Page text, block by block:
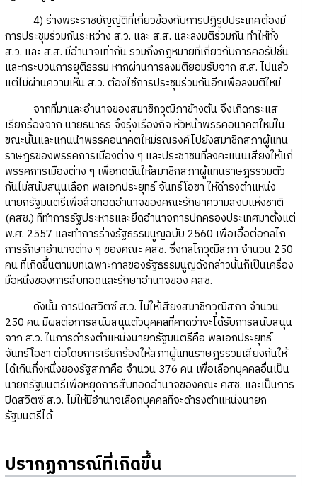
4) ร่างพระราชบัญญัติที่เกี่ยวข้องกับการปฏิรูปประเทศต้องมี
การประชุมร่วมกันระหว่าง ส.ว. และ ส.ส. และลงมติร่วมกัน ทำให้ทั้ง
ส.ว. และ ส.ส. มีอำนาจเท่ากัน รวมถึงกฏหมายที่เกี่ยวกับการคอรัปชั่น
และกระบวนการยุติธรรม หากผ่านการลงมติยอมรับจาก ส.ส. ไปแล้ว
แต่ไม่ผ่านความเห็น ส.ว. ต้องใช้การประชุมร่วมกันอีกเพื่อลงมติใหม่
จากที่มาและอำนาจของสมาชิกวุฒิภาข้างต้น จึงเกิดกระแส
เรียกร้องจาก นายธนาธร จึงรุ่งเรืองกิจ หัวหน้าพรรคอนาคตใหม่ใน
ขณะนั้นและแกนนำพรรคอนาคตใหม่รณรงค์ไปยังสมาชิกสภาผู้แทน
ราษฎรของพรรคการเมืองต่าง ๆ และประชาชนที่ลงคะแนนเสียงให้แก่
พรรคการเมืองต่าง ๆ เพื่อกดดันให้สมาชิกสภาผู้แทนราษฎรรวมตัว
กันไม่สนับสนุนเลือก พลเอกประยุทธ์ จันทร์โอชา ให้ดำรงตำแหน่ง
นายกรัฐมนตรีเพื่อสือทอดอำนาจของคณะรักษาความสงบแห่งชาติ
(คสช.) ที่ทำการรัฐประหารและยึดอำนาจการปกครองประเทศมาตั้งแต่
พ.ศ. 2557 และทำการร่างรัฐธรรมนูญฉบับ 2560 เพื่อเอื้อต่อกลไก
การรักษาอำนาจต่าง ๆ ของคณะ คสช. ซึ่งกลไกวุฒิสภา จำนวน 250
คน ที่เกิดขึ้นตามบทเฉพาะกาลของรัฐธรรมนูญดังกล่าวนั้นก็เป็นเครื่อง
มือหนึ่งของการสืบทอดและรักษาอำนาจของ คสช.
ดังนั้น การปิดสวิตซ์ ส.ว. ไม่ให้เสียงสมาชิกวุฒิสภา จำนวน
250 คน มีผลต่อการสนับสนุนตัวบุคคลที่คาดว่าจะได้รับการสนับสนุน
จาก ส.ว. ในการดำรงตำแหน่งนายกรัฐมนตรีคือ พลเอกประยุทธ์
จันทร์โอชา ต่อโดยการเรียกร้องให้สภาผู้แทนราษฎรรวมเสียงกันให้
ได้เกินกึ่งหนึ่งของรัฐสภาคือ จำนวน 376 คน เพื่อเลือกบุคคลอื่นเป็น
นายกรัฐมนตรีเพื่อหยุดการสืบทอดอำนาจของคณะ คสช. และเป็นการ
ปิดสวิตซ์ ส.ว. ไม่ให้มีอำนาจเลือกบุคคลที่จะดำรงตำแหน่งนายก
รัฐมนตรีได้
ปรากฏการณ์ที่เกิดขึ้น